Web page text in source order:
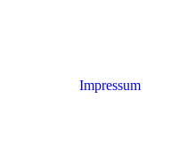
Impressum